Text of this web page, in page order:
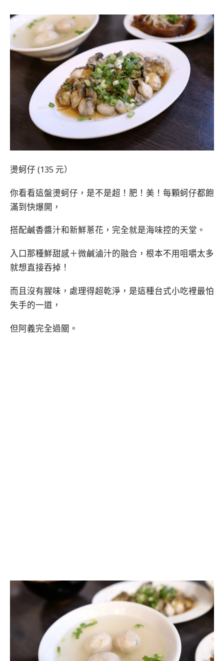
燙蚵仔 (135 元）
你看看這盤燙蚵仔，是不是超！肥！美！每顆蚵仔都飽
滿到快爆開，
搭配鹹香醬汁和新鮮蔥花，完全就是海味控的天堂。
入口那種鮮甜感＋微鹹滷汁的融合，根本不用咀嚼太多
就想直接吞掉！
而且沒有腥味，處理得超乾淨，是這種台式小吃裡最怕
失手的一道，
但阿義完全過關。